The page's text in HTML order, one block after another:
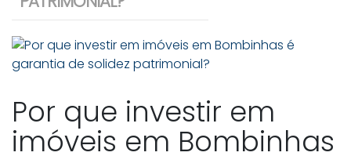
Por que investir em
imóveis em Bombinhas